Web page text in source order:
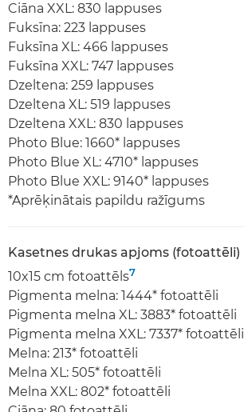
Ciāna XXL: 830 lappuses
Fuksīna: 223 lappuses
Fuksīna XL: 466 lappuses
Fuksīna XXL: 747 lappuses
Dzeltena: 259 lappuses
Dzeltena XL: 519 lappuses
Dzeltena XXL: 830 lappuses
Photo Blue: 1660* lappuses
Photo Blue XL: 4710* lappuses
Photo Blue XXL: 9140* lappuses
*Aprēķinātais papildu ražīgums
Kasetnes drukas apjoms (fotoattēli)
10x15 cm fotoattēls7
Pigmenta melna: 1444* fotoattēli
Pigmenta melna XL: 3883* fotoattēli
Pigmenta melna XXL: 7337* fotoattēli
Melna: 213* fotoattēli
Melna XL: 505* fotoattēli
Melna XXL: 802* fotoattēli